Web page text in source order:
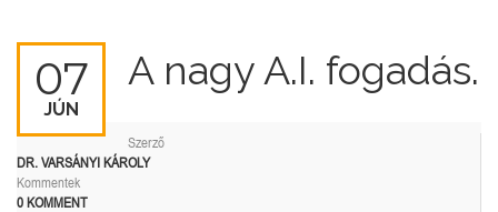
07
JÚN
A nagy A.I. fogadás.
Szerző
DR. VARSÁNYI KÁROLY
Kommentek
0 KOMMENT